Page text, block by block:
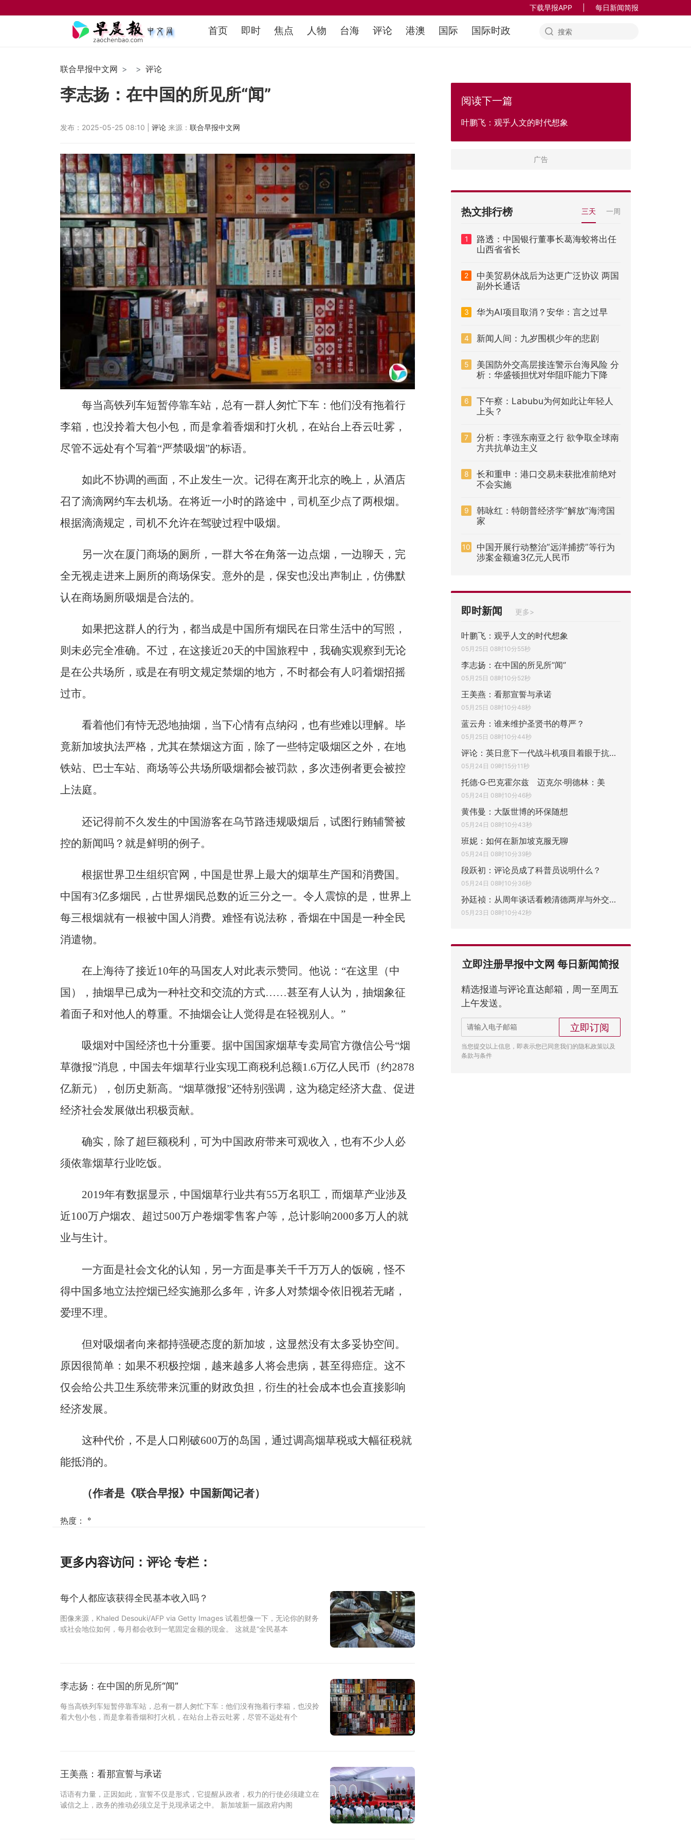
下载早报APP 每日新闻简报
首页 即时 焦点 人物 台海 评论 港澳 国际 国际时政
联合早报中文网 评论
李志扬：在中国的所见所“闻”
发布：2025-05-25 08:10 | 评论 来源： 联合早报中文网
每当高铁列车短暂停靠车站，总有一群人匆忙下车：他们没有拖着行
李箱，也没拎着大包小包，而是拿着香烟和打火机，在站台上吞云吐雾，
尽管不远处有个写着“严禁吸烟”的标语。
如此不协调的画面，不止发生一次。记得在离开北京的晚上，从酒店
召了滴滴网约车去机场。在将近一小时的路途中，司机至少点了两根烟。
根据滴滴规定，司机不允许在驾驶过程中吸烟。
另一次在厦门商场的厕所，一群大爷在角落一边点烟，一边聊天，完
全无视走进来上厕所的商场保安。意外的是，保安也没出声制止，仿佛默
认在商场厕所吸烟是合法的。
如果把这群人的行为，都当成是中国所有烟民在日常生活中的写照，
则未必完全准确。不过，在这接近20天的中国旅程中，我确实观察到无论
是在公共场所，或是在有明文规定禁烟的地方，不时都会有人叼着烟招摇
过市。
看着他们有恃无恐地抽烟，当下心情有点纳闷，也有些难以理解。毕
竟新加坡执法严格，尤其在禁烟这方面，除了一些特定吸烟区之外，在地
铁站、巴士车站、商场等公共场所吸烟都会被罚款，多次违例者更会被控
上法庭。
还记得前不久发生的中国游客在乌节路违规吸烟后，试图行贿辅警被
控的新闻吗？就是鲜明的例子。
根据世界卫生组织官网，中国是世界上最大的烟草生产国和消费国。
中国有3亿多烟民，占世界烟民总数的近三分之一。令人震惊的是，世界上
每三根烟就有一根被中国人消费。难怪有说法称，香烟在中国是一种全民
消遣物。
在上海待了接近10年的马国友人对此表示赞同。他说：“在这里（中
国），抽烟早已成为一种社交和交流的方式……甚至有人认为，抽烟象征
着面子和对他人的尊重。不抽烟会让人觉得是在轻视别人。”
吸烟对中国经济也十分重要。据中国国家烟草专卖局官方微信公号“烟
草微报”消息，中国去年烟草行业实现工商税利总额1.6万亿人民币（约2878
亿新元），创历史新高。“烟草微报”还特别强调，这为稳定经济大盘、促进
经济社会发展做出积极贡献。
确实，除了超巨额税利，可为中国政府带来可观收入，也有不少人必
须依靠烟草行业吃饭。
2019年有数据显示，中国烟草行业共有55万名职工，而烟草产业涉及
近100万户烟农、超过500万户卷烟零售客户等，总计影响2000多万人的就
业与生计。
一方面是社会文化的认知，另一方面是事关千千万万人的饭碗，怪不
得中国多地立法控烟已经实施那么多年，许多人对禁烟令依旧视若无睹，
爱理不理。
但对吸烟者向来都持强硬态度的新加坡，这显然没有太多妥协空间。
原因很简单：如果不积极控烟，越来越多人将会患病，甚至得癌症。这不
仅会给公共卫生系统带来沉重的财政负担，衍生的社会成本也会直接影响
经济发展。
这种代价，不是人口刚破600万的岛国，通过调高烟草税或大幅征税就
能抵消的。
（作者是《联合早报》中国新闻记者）
热度： °
更多内容访问： 评论专栏：
每个人都应该获得全民基本收入吗？
图像来源，Khaled Desouki/AFP via Getty Images 试着想像一下，无论你的财务
或社会地位如何，每月都会收到一笔固定金额的现金。 这就是“全民基本
李志扬：在中国的所见所“闻”
每当高铁列车短暂停靠车站，总有一群人匆忙下车：他们没有拖着行李箱，也没拎
着大包小包，而是拿着香烟和打火机，在站台上吞云吐雾，尽管不远处有个
王美燕：看那宣誓与承诺
话语有力量，正因如此，宣誓不仅是形式，它提醒从政者，权力的行使必须建立在
诚信之上，政务的推动必须立足于兑现承诺之中。 新加坡新一届政府内阁
阅读下一篇
叶鹏飞：观乎人文的时代想象
热文排行榜 三天 一周
1
路透：中国银行董事长葛海蛟将出任
山西省省长
2
中美贸易休战后为达更广泛协议 两国
副外长通话
3 华为AI项目取消？安华：言之过早
4 新闻人间：九岁围棋少年的悲剧
5
美国防外交高层接连警示台海风险 分
析：华盛顿担忧对华阻吓能力下降
6
下午察：Labubu为何如此让年轻人
上头？
7
分析：李强东南亚之行 欲争取全球南
方共抗单边主义
8
长和重申：港口交易未获批准前绝对
不会实施
9
韩咏红：特朗普经济学“解放”海湾国
家
10
中国开展行动整治“远洋捕捞”等行为
涉案金额逾3亿元人民币
即时新闻 更多>
叶鹏飞：观乎人文的时代想象
05月25日 08时10分55秒
李志扬：在中国的所见所“闻”
05月25日 08时10分52秒
王美燕：看那宣誓与承诺
05月25日 08时10分48秒
蓝云舟：谁来维护圣贤书的尊严？
05月25日 08时10分44秒
评论：英日意下一代战斗机项目着眼于抗衡中
05月24日 09时15分11秒
托德·G·巴克霍尔兹 迈克尔·明德林：美
05月24日 08时10分46秒
黄伟曼：大阪世博的环保随想
05月24日 08时10分43秒
班妮：如何在新加坡克服无聊
05月24日 08时10分39秒
段跃初：评论员成了科普员说明什么？
05月24日 08时10分36秒
孙廷祯：从周年谈话看赖清德两岸与外交战略
05月23日 08时10分42秒
立即注册早报中文网 每日新闻简报
精选报道与评论直达邮箱，周一至周五
上午发送。
立即订阅
当您提交以上信息，即表示您已同意我们的隐私政策以及
条款与条件